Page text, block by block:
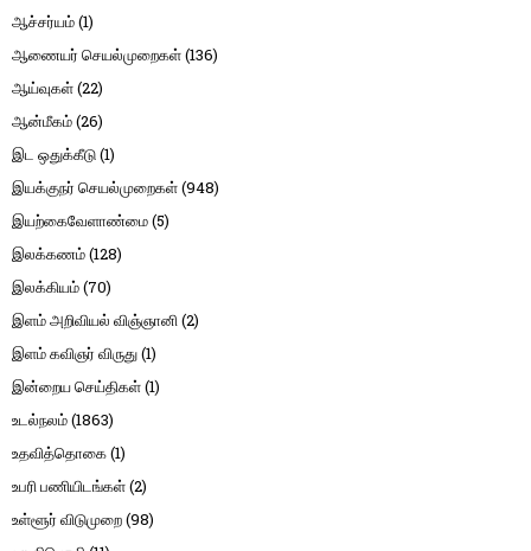
ஆச்சர்யம்(1)
ஆணையர் செயல்முறைகள்(136)
ஆய்வுகள்(22)
ஆன்மீகம்(26)
இட ஒதுக்கீடு(1)
இயக்குநர் செயல்முறைகள்(948)
இயற்கைவேளாண்மை(5)
இலக்கணம்(128)
இலக்கியம்(70)
இளம் அறிவியல் விஞ்ஞானி(2)
இளம் கவிஞர் விருது(1)
இன்றைய செய்திகள்(1)
உடல்நலம்(1863)
உதவித்தொகை(1)
உபரி பணியிடங்கள்(2)
உள்ளூர் விடுமுறை(98)